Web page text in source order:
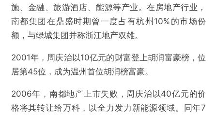
施、金融、旅游酒店、能源等产业。在房地产行业，
南都集团在鼎盛时期曾一度占有杭州10%的市场份
额，与绿城集团并称浙江地产双雄。
2001年，周庆治以10亿元的财富登上胡润富豪榜，位
居第45位，成为温州首位胡润榜富豪。
2006年，南都地产上市失败，周庆治以40亿元的价
格将其转让给万科，以全力发力新能源领域。同年7